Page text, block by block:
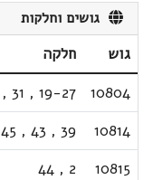
גושים וחלקות
גוש
חלקה
10804
19-27
,
31
,
10814
39
,
43
,
45
10815
2
,
44